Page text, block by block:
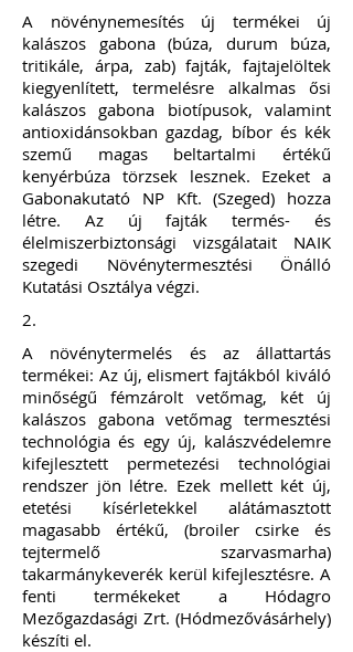
A növénynemesítés új termékei új
kalászos gabona (búza, durum búza,
tritikále, árpa, zab) fajták, fajtajelöltek
kiegyenlített, termelésre alkalmas ősi
kalászos gabona biotípusok, valamint
antioxidánsokban gazdag, bíbor és kék
szemű magas beltartalmi értékű
kenyérbúza törzsek lesznek. Ezeket a
Gabonakutató NP Kft. (Szeged) hozza
létre. Az új fajták termés- és
élelmiszerbiztonsági vizsgálatait NAIK
szegedi Növénytermesztési Önálló
Kutatási Osztálya végzi.
2.
A növénytermelés és az állattartás
termékei: Az új, elismert fajtákból kiváló
minőségű fémzárolt vetőmag, két új
kalászos gabona vetőmag termesztési
technológia és egy új, kalászvédelemre
kifejlesztett permetezési technológiai
rendszer jön létre. Ezek mellett két új,
etetési kísérletekkel alátámasztott
magasabb értékű, (broiler csirke és
tejtermelő szarvasmarha)
takarmánykeverék kerül kifejlesztésre. A
fenti termékeket a Hódagro
Mezőgazdasági Zrt. (Hódmezővásárhely)
készíti el.